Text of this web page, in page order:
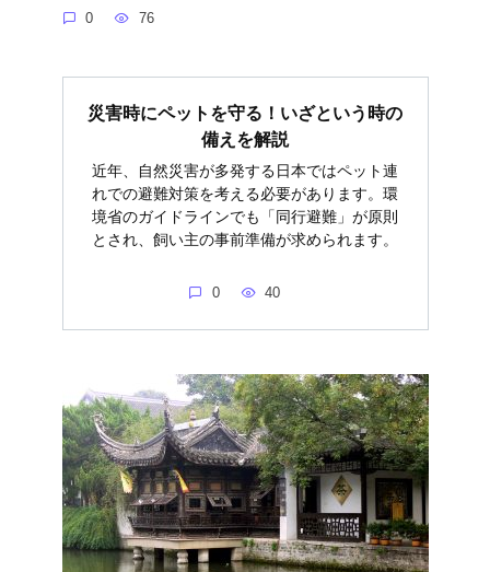
0 76
災害時にペットを守る！いざという時の
備えを解説
近年、自然災害が多発する日本ではペット連
れでの避難対策を考える必要があります。環
境省のガイドラインでも「同行避難」が原則
とされ、飼い主の事前準備が求められます。
0 40